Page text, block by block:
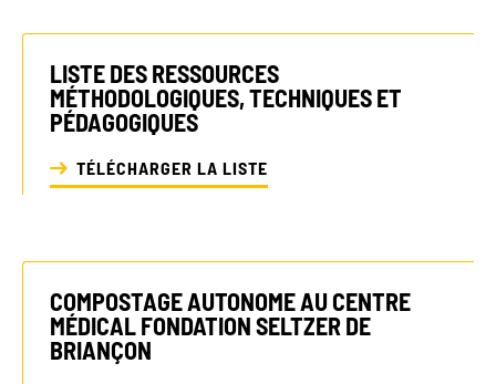
LISTE DES RESSOURCES
MÉTHODOLOGIQUES, TECHNIQUES ET
PÉDAGOGIQUES
TÉLÉCHARGER LA LISTE
COMPOSTAGE AUTONOME AU CENTRE
MÉDICAL FONDATION SELTZER DE
BRIANÇON